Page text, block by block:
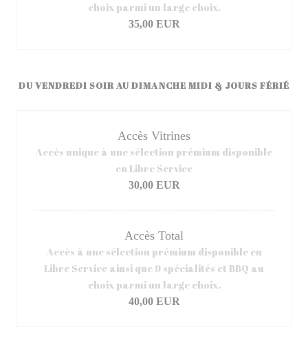
choix parmi un large choix.
35,00 EUR
DU VENDREDI SOIR AU DIMANCHE MIDI & JOURS FÉRIÉ
Accès Vitrines
Accès unique à une sélection prémium disponible
en Libre Service
30,00 EUR
Accès Total
Accès à une sélection prémium disponible en
Libre Service ainsi que 9 spécialités et BBQ au
choix parmi un large choix.
40,00 EUR